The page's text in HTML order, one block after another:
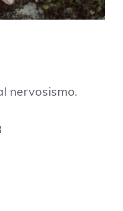
nervosismo.